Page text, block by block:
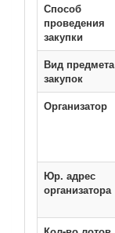
Способ
проведения
закупки
Вид предмета
закупок
Организатор
Юр. адрес
организатора